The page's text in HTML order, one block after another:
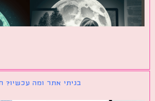
בניתי אתר ומה עכשיו? חשיפה!!